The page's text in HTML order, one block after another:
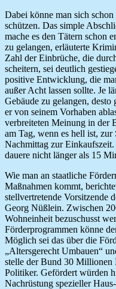
Dabei könne man sich
schützen. Das simple
mache es den Tätern schon
zu gelangen, erläuterte
Zahl der Einbrüche, die
scheitern, sei deutlich
positive Entwicklung, die
außer Acht lassen sollte. Je
Gebäude zu gelangen,
er von seinem Vorhaben
verbreiteten Meinung in der
am Tag, wenn es hell ist,
Nachmittag zur
dauere nicht länger als 15
Wie man an staatliche
Maßnahmen kommt,
stellvertretende Vorsitzende
Georg Nüßlein. Zwischen
Wohneinheit bezuschusst
Förderprogrammen könne
Möglich sei das über die
„Altersgerecht Umbauen“
stelle der Bund 30 Millionen
Politiker. Gefördert würden
Nachrüstung spezieller